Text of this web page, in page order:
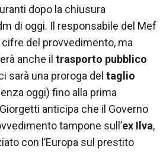
dopo la chiusura
di oggi. Il responsabile del Mef
del provvedimento, ma
anche il trasporto pubblico
sarà una proroga del taglio
oggi) fino alla prima
anticipa che il Governo
tampone sull’ex Ilva,
con l’Europa sul prestito